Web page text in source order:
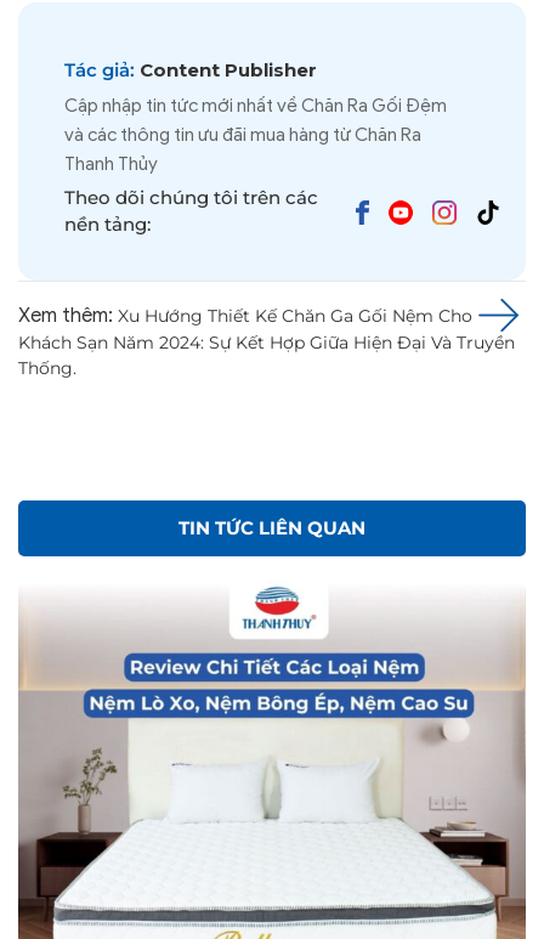
Tác giả: Content Publisher
Cập nhập tin tức mới nhất về Chăn Ra Gối Đệm
và các thông tin ưu đãi mua hàng từ Chăn Ra
Thanh Thủy
Theo dõi chúng tôi trên các
nền tảng:
Xem thêm: Xu Hướng Thiết Kế Chăn Ga Gối Nệm Cho
Khách Sạn Năm 2024: Sự Kết Hợp Giữa Hiện Đại Và Truyền
Thống.
TIN TỨC LIÊN QUAN